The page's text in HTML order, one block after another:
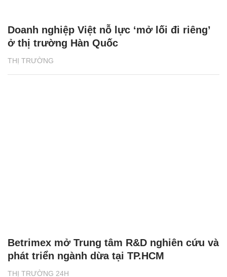
THỊ TRƯỜNG
Doanh nghiệp Việt nỗ lực ‘mở lối đi riêng’
ở thị trường Hàn Quốc
THỊ TRƯỜNG 24H
Betrimex mở Trung tâm R&D nghiên cứu và
phát triển ngành dừa tại TP.HCM